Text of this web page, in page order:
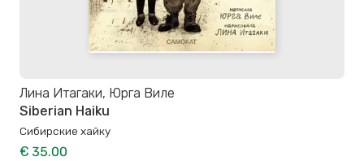
Лина Итагаки, Юрга Виле
Siberian Haiku
Сибирские хайку
€ 35.00